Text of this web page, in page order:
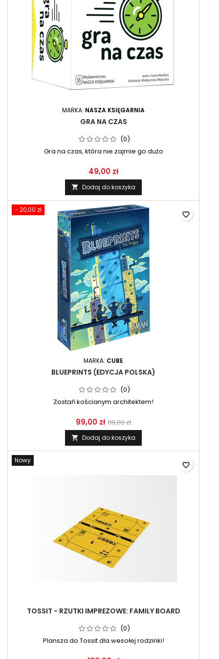
MARKA: NASZA KSIĘGARNIA
GRA NA CZAS
(0)
Gra na czas, która nie zajmie go dużo
49,00 zł
 Dodaj do koszyka
- 20,00 zł
MARKA: CUBE
BLUEPRINTS (EDYCJA POLSKA)
(0)
Zostań kościanym architektem!
99,00 zł 119,00 zł
 Dodaj do koszyka
favorite_border
Nowy
TOSSIT - RZUTKI IMPREZOWE: FAMILY BOARD
(0)
Plansza do Tossit dla wesołej rodzinki!
favorite_border